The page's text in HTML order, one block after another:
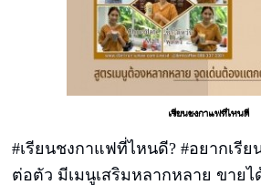
เรียนชงกาแฟที่ไหนดี
#เรียนชงกาแฟที่ไหนดี? #อยากเรี
ต่อตัว มีเมนูเสริมหลากหลาย ขาย